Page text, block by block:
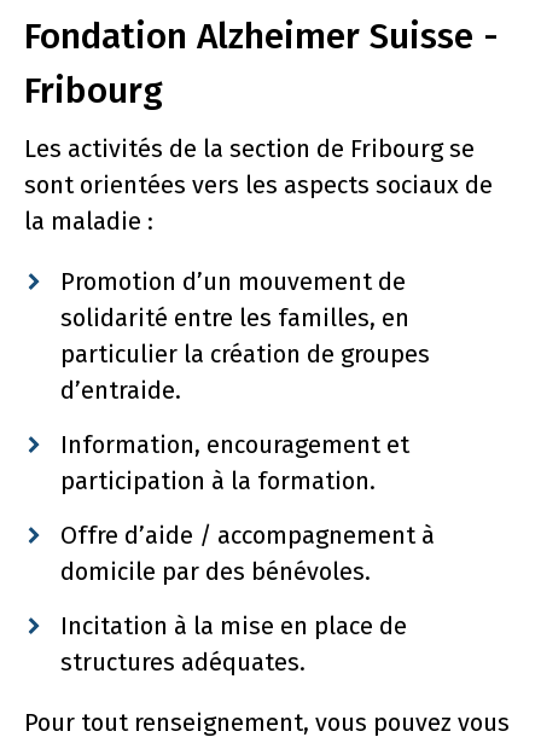
Fondation Alzheimer Suisse -
Fribourg
Les activités de la section de Fribourg se
sont orientées vers les aspects sociaux de
la maladie :
Promotion d’un mouvement de
solidarité entre les familles, en
particulier la création de groupes
d’entraide.
Information, encouragement et
participation à la formation.
Offre d’aide / accompagnement à
domicile par des bénévoles.
Incitation à la mise en place de
structures adéquates.
Pour tout renseignement, vous pouvez vous